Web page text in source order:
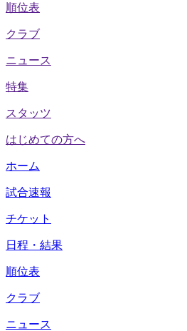
順位表
クラブ
ニュース
特集
スタッツ
はじめての方へ
ホーム
試合速報
チケット
日程・結果
順位表
クラブ
ニュース